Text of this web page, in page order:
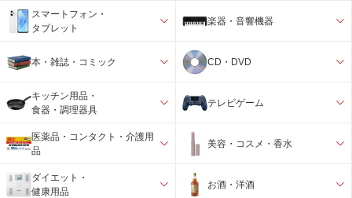
スマートフォン・
タブレット
楽器・音響機器
本・雑誌・コミック CD・DVD
キッチン用品・
食器・調理器具
テレビゲーム
医薬品・コンタクト・介護用
品
美容・コスメ・香水
ダイエット・
健康用品
お酒・洋酒